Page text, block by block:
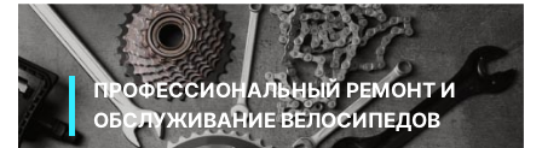
ПРОФЕССИОНАЛЬНЫЙ РЕМОНТ И
ОБСЛУЖИВАНИЕ ВЕЛОСИПЕДОВ